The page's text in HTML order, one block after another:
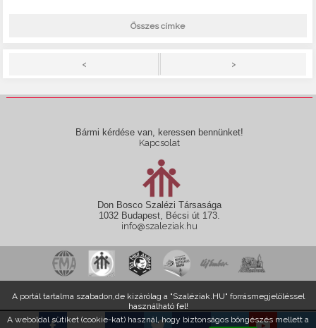
A weboldal sütiket (cookie-kat) használ, hogy biztonságos böngészés mellett a
Összes címke
< >
Bármi kérdése van, keressen bennünket!
Kapcsolat
Don Bosco Szalézi Társasága
1032 Budapest, Bécsi út 173.
info@szaleziak.hu
A portál tartalma szabadon,de kizárólag a "Szaléziak.HU" forrásmegjelöléssel
használható fel!